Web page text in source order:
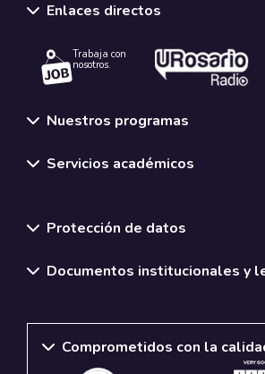
Enlaces directos
Trabaja con
nosotros.
Nuestros programas
Servicios académicos
Protección de datos
Documentos institucionales y
Comprometidos con la